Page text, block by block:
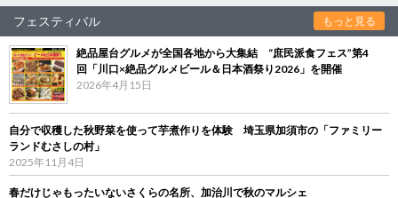
フェスティバル もっと見る
絶品屋台グルメが全国各地から大集結 “庶民派食フェス”第4
回「川口×絶品グルメビール＆日本酒祭り2026」を開催
2026年4月15日
自分で収穫した秋野菜を使って芋煮作りを体験 埼玉県加須市の「ファミリー
ランドむさしの村」
2025年11月4日
春だけじゃもったいないさくらの名所、加治川で秋のマルシェ